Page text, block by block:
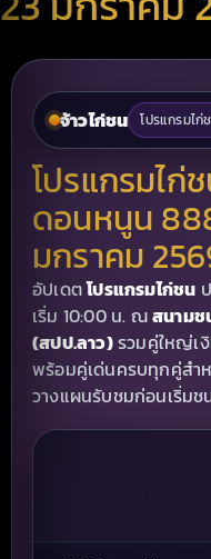
จ้าวไก่ชน โปรแกรมไก่
โปรแกรมไก่
ดอนหนูน
มกราคม
อัปเดตโปรแกรมไก่ชน
เริ่ม 10:00 น. ณสนามช
(สปป.ลาว)รวมคู่ใหญ่เ
พร้อมคู่เด่นครบทุกคู่ส
วางแผนรับชมก่อนเริ่มช